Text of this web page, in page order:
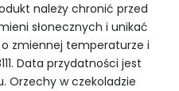
należy chronić przed
słonecznych i unikać
zmiennej temperaturze i
Data przydatności jest
Orzechy w czekoladzie